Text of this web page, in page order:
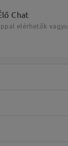
Chat
elérhetők